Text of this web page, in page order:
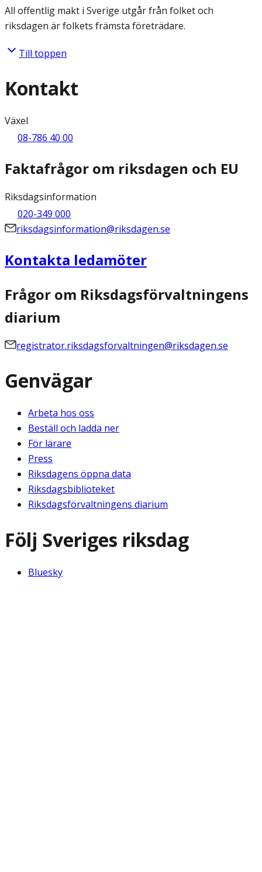
All offentlig makt i Sverige utgår från folket och
riksdagen är folkets främsta företrädare.
Till toppen
Kontakt
Växel
08-786 40 00
Faktafrågor om riksdagen och EU
Riksdagsinformation
020-349 000
riksdagsinformation@riksdagen.se
Kontakta ledamöter
Frågor om Riksdagsförvaltningens
diarium
registrator.riksdagsforvaltningen@riksdagen.se
Genvägar
Arbeta hos oss
Beställ och ladda ner
För lärare
Press
Riksdagens öppna data
Riksdagsbiblioteket
Riksdagsförvaltningens diarium
Följ Sveriges riksdag
Bluesky